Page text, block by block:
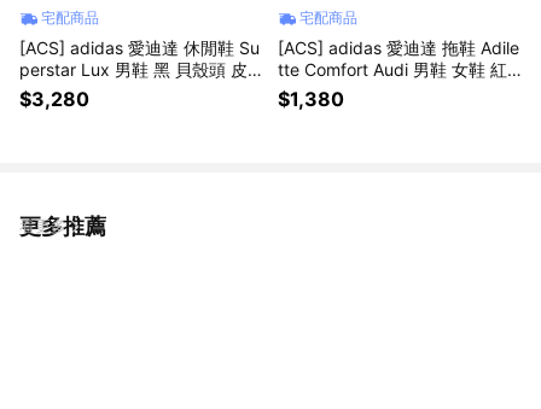
宅配商品
[ACS] adidas 愛迪達 休閒鞋 Su
perstar Lux 男鞋 黑 貝殼頭 皮
革 JQ4314
$3,280
宅配商品
[ACS] adidas 愛迪達 拖鞋 Adile
tte Comfort Audi 男鞋 女鞋 紅
奧迪 快乾 KI6083
$1,380
更多推薦
看更多